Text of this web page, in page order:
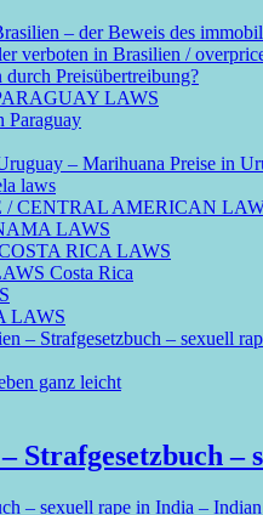
– der Beweis des
verboten in Brasilien /
Preisübertreibung?
LAWS
Paraguay
– Marihuana Preise in
laws
CENTRAL AMERICAN
LAWS
RICA LAWS
Costa Rica
LAWS
– Strafgesetzbuch – sexuell
ganz leicht
Strafgesetzbuch –
– sexuell rape in India –